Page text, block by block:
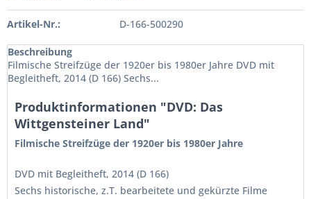
Artikel-Nr.: D-166-500290
Beschreibung
Filmische Streifzüge der 1920er bis 1980er Jahre DVD mit
Begleitheft, 2014 (D 166) Sechs...
Produktinformationen "DVD: Das
Wittgensteiner Land"
Filmische Streifzüge der 1920er bis 1980er Jahre
DVD mit Begleitheft, 2014 (D 166)
Sechs historische, z.T. bearbeitete und gekürzte Filme